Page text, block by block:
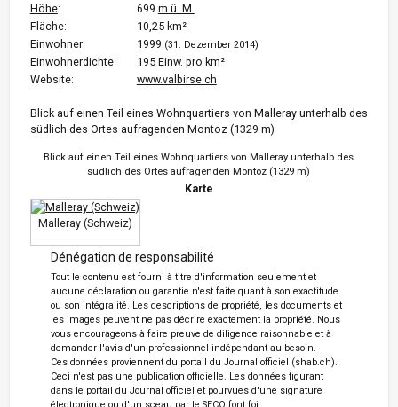
Höhe: 699 m ü. M.
Fläche:
10,25 km²
Einwohner:
1999 (31. Dezember 2014)
Einwohnerdichte:
195 Einw. pro km²
Website:
www.valbirse.ch
Blick auf einen Teil eines Wohnquartiers von Malleray unterhalb des
südlich des Ortes aufragenden Montoz (1329 m)
Blick auf einen Teil eines Wohnquartiers von Malleray unterhalb des
südlich des Ortes aufragenden Montoz (1329 m)
Karte
Malleray (Schweiz)
Dénégation de responsabilité
Tout le contenu est fourni à titre d'information seulement et
aucune déclaration ou garantie n'est faite quant à son exactitude
ou son intégralité. Les descriptions de propriété, les documents et
les images peuvent ne pas décrire exactement la propriété. Nous
vous encourageons à faire preuve de diligence raisonnable et à
demander l'avis d'un professionnel indépendant au besoin.
Ces données proviennent du portail du Journal officiel (shab.ch).
Ceci n'est pas une publication officielle. Les données figurant
dans le portail du Journal officiel et pourvues d'une signature